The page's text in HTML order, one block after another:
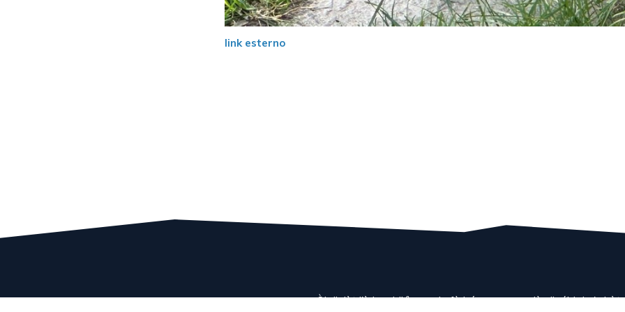
link esterno
<< Òl dialèt l'è la midiśìna ca la fà bée par regordàs li róbi de 'n bòt